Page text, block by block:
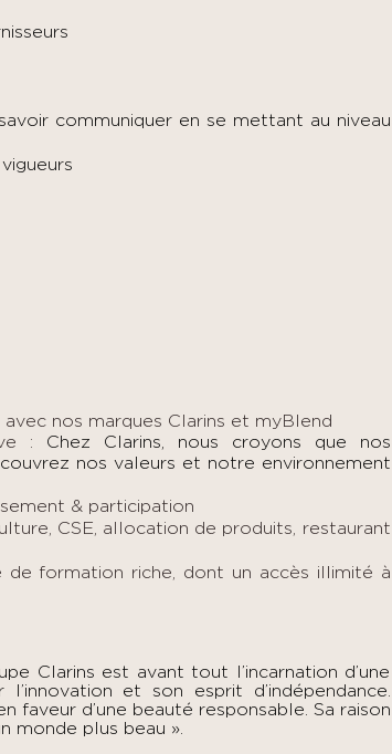
communiquer en se mettant au niveau
nos marques Clarins et myBlend
: Chez Clarins, nous croyons que nos
nos valeurs et notre environnement
& participation
CSE, allocation de produits, restaurant
de formation riche, dont un accès illimité à
Clarins est avant tout l’incarnation d’une
et son esprit d’indépendance.
faveur d’une beauté responsable. Sa raison
monde plus beau ».